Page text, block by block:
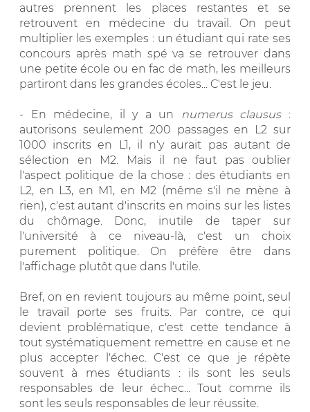
autres prennent les places restantes et se
retrouvent en médecine du travail. On peut
multiplier les exemples : un étudiant qui rate ses
concours après math spé va se retrouver dans
une petite école ou en fac de math, les meilleurs
partiront dans les grandes écoles... C'est le jeu.
- En médecine, il y a un numerus clausus:
autorisons seulement 200 passages en L2 sur
1000 inscrits en L1, il n'y aurait pas autant de
sélection en M2. Mais il ne faut pas oublier
l'aspect politique de la chose : des étudiants en
L2, en L3, en M1, en M2 (même s'il ne mène à
rien), c'est autant d'inscrits en moins sur les listes
du chômage. Donc, inutile de taper sur
l'université à ce niveau-là, c'est un choix
purement politique. On préfère être dans
l'affichage plutôt que dans l'utile.
Bref, on en revient toujours au même point, seul
le travail porte ses fruits. Par contre, ce qui
devient problématique, c'est cette tendance à
tout systématiquement remettre en cause et ne
plus accepter l'échec. C'est ce que je répète
souvent à mes étudiants : ils sont les seuls
responsables de leur échec... Tout comme ils
sont les seuls responsables de leur réussite.